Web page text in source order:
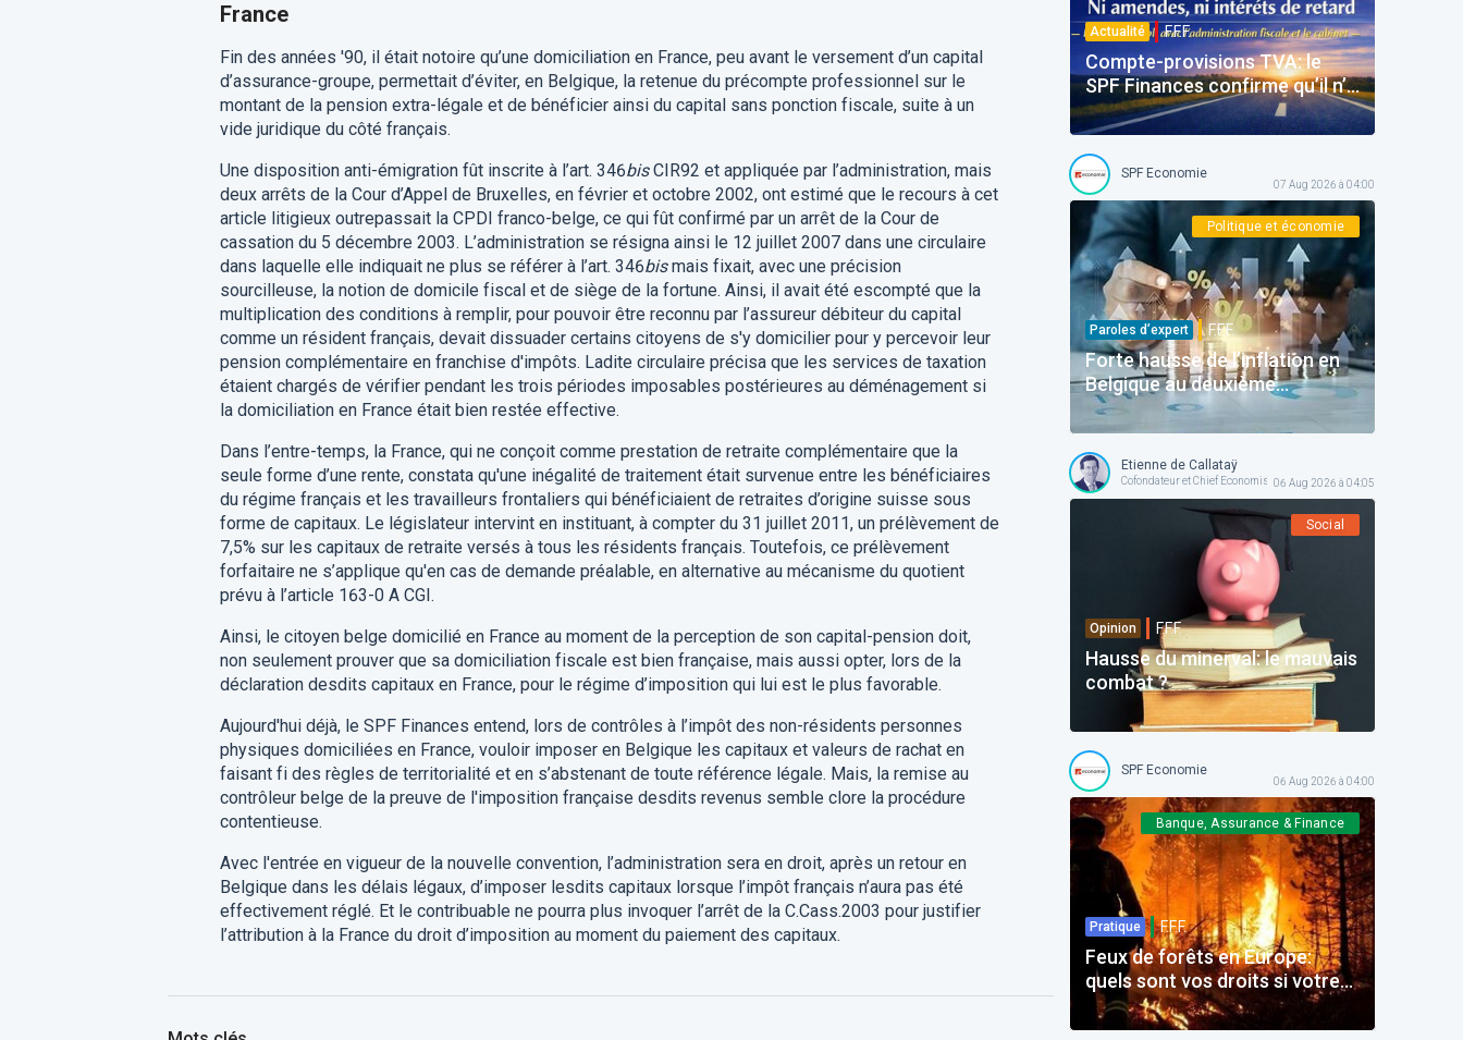
France
Fin des années '90, il était notoire qu’une domiciliation en France, peu avant le versement d’un capital
d’assurance-groupe, permettait d’éviter, en Belgique, la retenue du précompte professionnel sur le
montant de la pension extra-légale et de bénéficier ainsi du capital sans ponction fiscale, suite à un
vide juridique du côté français.
Une disposition anti-émigration fût inscrite à l’art. 346bisCIR92 et appliquée par l’administration, mais
deux arrêts de la Cour d’Appel de Bruxelles, en février et octobre 2002, ont estimé que le recours à cet
article litigieux outrepassait la CPDI franco-belge, ce qui fût confirmé par un arrêt de la Cour de
cassation du 5 décembre 2003. L’administration se résigna ainsi le 12 juillet 2007 dans une circulaire
dans laquelle elle indiquait ne plus se référer à l’art. 346bismais fixait, avec une précision
sourcilleuse, la notion de domicile fiscal et de siège de la fortune. Ainsi, il avait été escompté que la
multiplication des conditions à remplir, pour pouvoir être reconnu par l’assureur débiteur du capital
comme un résident français, devait dissuader certains citoyens de s'y domicilier pour y percevoir leur
pension complémentaire en franchise d'impôts. Ladite circulaire précisa que les services de taxation
étaient chargés de vérifier pendant les trois périodes imposables postérieures au déménagement si
la domiciliation en France était bien restée effective.
Dans l’entre-temps, la France, qui ne conçoit comme prestation de retraite complémentaire que la
seule forme d’une rente, constata qu'une inégalité de traitement était survenue entre les bénéficiaires
du régime français et les travailleurs frontaliers qui bénéficiaient de retraites d’origine suisse sous
forme de capitaux. Le législateur intervint en instituant, à compter du 31 juillet 2011, un prélèvement de
7,5% sur les capitaux de retraite versés à tous les résidents français. Toutefois, ce prélèvement
forfaitaire ne s’applique qu'en cas de demande préalable, en alternative au mécanisme du quotient
prévu à l’article 163-0 A CGI.
Ainsi, le citoyen belge domicilié en France au moment de la perception de son capital-pension doit,
non seulement prouver que sa domiciliation fiscale est bien française, mais aussi opter, lors de la
déclaration desdits capitaux en France, pour le régime d’imposition qui lui est le plus favorable.
Aujourd'hui déjà, le SPF Finances entend, lors de contrôles à l’impôt des non-résidents personnes
physiques domiciliées en France, vouloir imposer en Belgique les capitaux et valeurs de rachat en
faisant fi des règles de territorialité et en s’abstenant de toute référence légale. Mais, la remise au
contrôleur belge de la preuve de l'imposition française desdits revenus semble clore la procédure
contentieuse.
Avec l'entrée en vigueur de la nouvelle convention, l’administration sera en droit, après un retour en
Belgique dans les délais légaux, d’imposer lesdits capitaux lorsque l’impôt français n’aura pas été
effectivement réglé. Et le contribuable ne pourra plus invoquer l’arrêt de la C.Cass.2003 pour justifier
l’attribution à la France du droit d’imposition au moment du paiement des capitaux.
Actualité F.F.F.
Compte-provisions TVA: le
SPF Finances confirme qu’il n’y
aura pas d’amendes
SPF Economie
07 Aug 2026 à 04:00
Politique et économie
Paroles d’expert F.F.F.
Forte hausse de l’inflation en
Belgique au deuxième
trimestre
Etienne de Callataÿ
Cofondateur et Chief Economist @ Orcadia Asset Management
06 Aug 2026 à 04:05
Social
Opinion F.F.F.
Hausse du minerval: le mauvais
combat ?
SPF Economie
06 Aug 2026 à 04:00
Banque, Assurance & Finance
Pratique F.F.F.
Feux de forêts en Europe:
quels sont vos droits si votre
voyage est impacté ?